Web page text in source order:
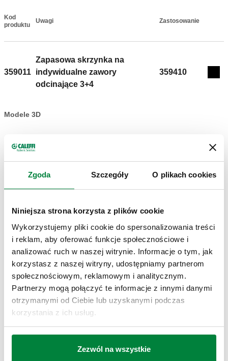
Zgoda Szczegóły O plikach cookies
Niniejsza strona korzysta z plików cookie
Wykorzystujemy pliki cookie do spersonalizowania treści
i reklam, aby oferować funkcje społecznościowe i
analizować ruch w naszej witrynie. Informacje o tym, jak
korzystasz z naszej witryny, udostępniamy partnerom
społecznościowym, reklamowym i analitycznym.
Partnerzy mogą połączyć te informacje z innymi danymi
otrzymanymi od Ciebie lub uzyskanymi podczas
korzystania z ich usług.
Zezwól na wszystkie
Kod
produktu
Uwagi Zastosowanie
359011
Zapasowa skrzynka na
indywidualne zawory
odcinające 3+4
359410
Modele 3D
Specyfikacja techniczna
CALEFFI, 359011. Skrzynka podtynkowa
5bfdafd6e114
Skopiuj
359012
Zapasowa skrzynka na
indywidualne zawory
odcinające 4+5
359510
Zapasowa skrzynka na główne
zawory odcinające 3+4
359490